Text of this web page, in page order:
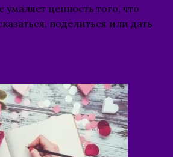
умаляет ценность того, что
поделиться или дать